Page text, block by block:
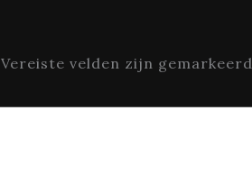
Vereiste velden zijn gemarkeerd